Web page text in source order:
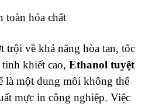
toàn hóa chất
về khả năng hòa tan, tốc
khiết cao, Ethanol tuyệt
là một dung môi không thể
mực in công nghiệp. Việc